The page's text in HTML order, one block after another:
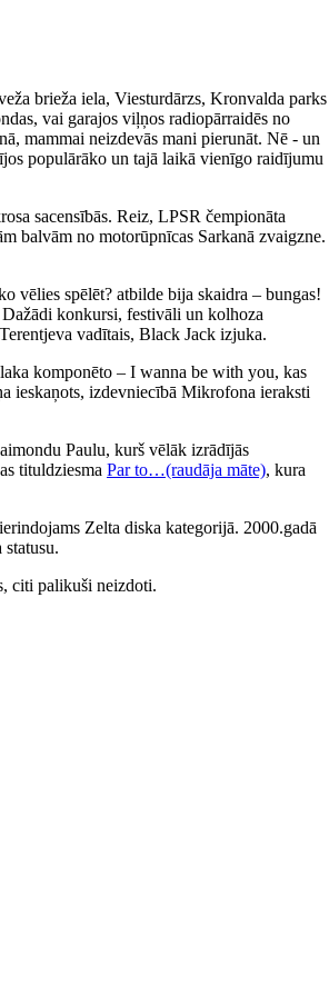
brieža iela, Viesturdārzs, Kronvalda parks
vai garajos viļņos radiopārraidēs no
mammai neizdevās mani pierunāt. Nē - un
populārāko un tajā laikā vienīgo raidījumu
sacensībās. Reiz, LPSR čempionāta
balvām no motorūpnīcas Sarkanā zvaigzne.
vēlies spēlēt? atbilde bija skaidra – bungas!
konkursi, festivāli un kolhoza
vadītais, Black Jack izjuka.
komponēto – I wanna be with you, kas
ieskaņots, izdevniecībā Mikrofona ieraksti
Paulu, kurš vēlāk izrādījās
tituldziesma Par to…(raudāja māte), kura
Zelta diska kategorijā. 2000.gadā
citi palikuši neizdoti.